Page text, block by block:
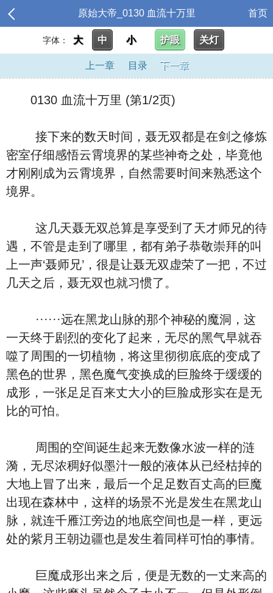
原始大帝_0130 血流十万里 首页
字体： 大 中 小 护眼 关灯
上一章 目录 下一章
0130 血流十万里 (第1/2页)
接下来的数天时间，聂无双都是在剑之修炼
密室仔细感悟云霄境界的某些神奇之处，毕竟他
才刚刚成为云霄境界，自然需要时间来熟悉这个
境界。
这几天聂无双总算是享受到了天才师兄的待
遇，不管是走到了哪里，都有弟子恭敬崇拜的叫
上一声‘聂师兄’，很是让聂无双虚荣了一把，不过
几天之后，聂无双也就习惯了。
······远在黑龙山脉的那个神秘的魔洞，这
一天终于剧烈的变化了起来，无尽的黑气早就吞
噬了周围的一切植物，将这里彻彻底底的变成了
黑色的世界，黑色魔气变换成的巨脸终于缓缓的
成形，一张足足百来丈大小的巨脸成形实在是无
比的可怕。
周围的空间诞生起来无数像水波一样的涟
漪，无尽浓稠好似墨汁一般的液体从已经枯掉的
大地上冒了出来，最后一个足足数百丈高的巨魔
出现在森林中，这样的场景不光是发生在黑龙山
脉，就连千雁江旁边的地底空间也是一样，更远
处的紫月王朝边疆也是发生着同样可怕的事情。
巨魔成形出来之后，便是无数的一丈来高的